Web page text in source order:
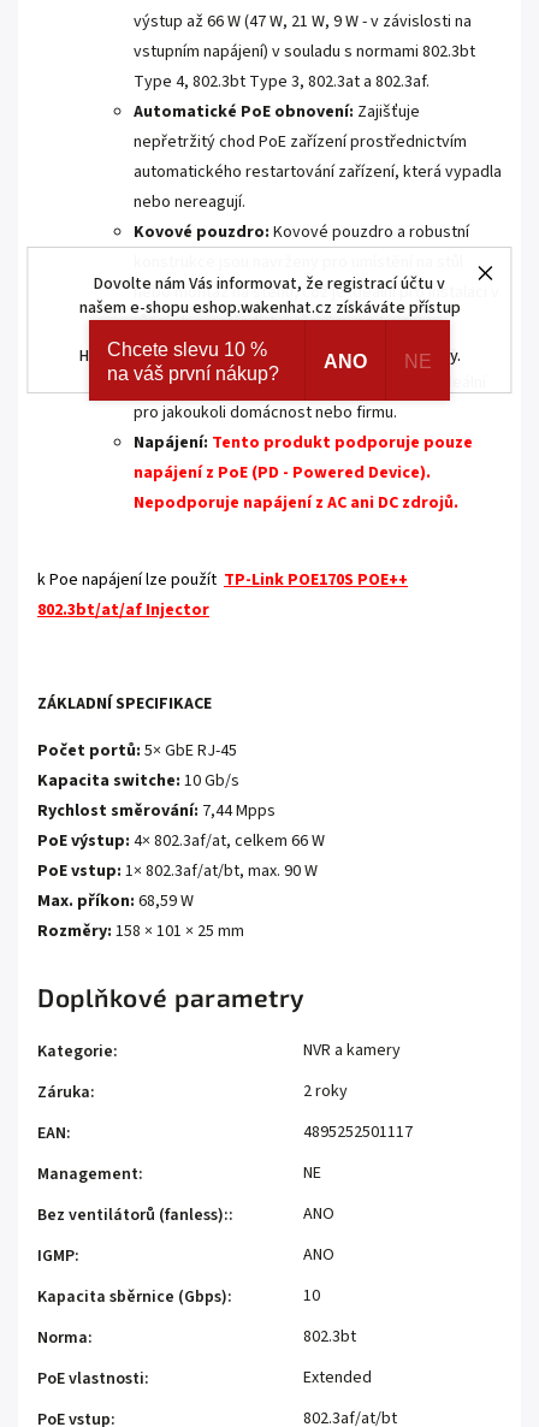
Dovolte nám Vás informovat, že registrací účtu v
našem e-shopu eshop.wakenhat.cz získáváte přístup
HOMEMATIC IP. Navíc registrací získáváte různé slevy.
výstup až 66 W (47 W, 21 W, 9 W - v závislosti na
vstupním napájení) v souladu s normami 802.3bt
Type 4, 802.3bt Type 3, 802.3at a 802.3af.
Automatické PoE obnovení: Zajišťuje
nepřetržitý chod PoE zařízení prostřednictvím
automatického restartování zařízení, která vypadla
nebo nereagují.
Kovové pouzdro: Kovové pouzdro a robustní
nebo montáž na stěnu, což je ideální pro instalaci v
různých prostředích s různými podmínkami.
Tichý provoz:Díky pokročilé konstrukci bez
ventilátorů je zaručen tichý provoz, což je ideální
pro jakoukoli domácnost nebo firmu.
Napájení: Tento produkt podporuje pouze
napájení z PoE (PD - Powered Device).
Nepodporuje napájení z AC ani DC zdrojů.
k Poe napájení lze použít TP-Link POE170S POE++
802.3bt/at/af Injector
ZÁKLADNÍ SPECIFIKACE
Počet portů: 5× GbE RJ-45
Kapacita switche: 10 Gb/s
Rychlost směrování: 7,44 Mpps
PoE výstup: 4× 802.3af/at, celkem 66 W
PoE vstup: 1× 802.3af/at/bt, max. 90 W
Max. příkon: 68,59 W
Rozměry: 158 × 101 × 25 mm
Doplňkové parametry
Kategorie:
NVR a kamery
Záruka:
2 roky
EAN:
4895252501117
Management:
NE
Bez ventilátorů (fanless)::
ANO
IGMP:
ANO
Kapacita sběrnice (Gbps):
10
Norma:
802.3bt
PoE vlastnosti:
Extended
PoE vstup:
802.3af/at/bt
Chcete slevu 10 %
na váš první nákup?
ANO NE